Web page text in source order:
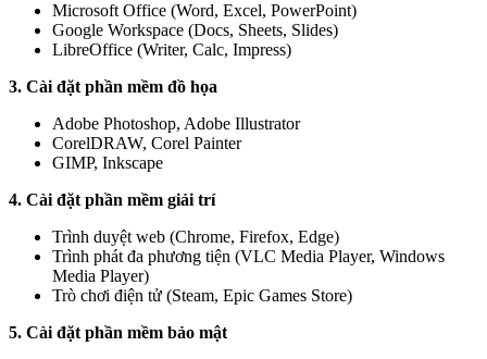
Microsoft Office (Word, Excel, PowerPoint)
Google Workspace (Docs, Sheets, Slides)
LibreOffice (Writer, Calc, Impress)
3. Cài đặt phần mềm đồ họa
Adobe Photoshop, Adobe Illustrator
CorelDRAW, Corel Painter
GIMP, Inkscape
4. Cài đặt phần mềm giải trí
Trình duyệt web (Chrome, Firefox, Edge)
Trình phát đa phương tiện (VLC Media Player, Windows
Media Player)
Trò chơi điện tử (Steam, Epic Games Store)
5. Cài đặt phần mềm bảo mật